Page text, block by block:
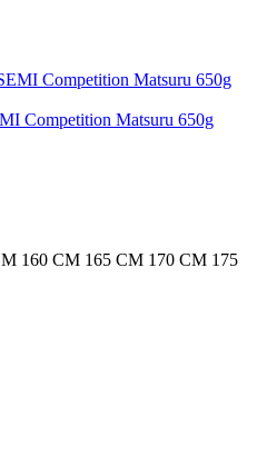
Competition Matsuru 650g
160 CM 165 CM 170 CM 175